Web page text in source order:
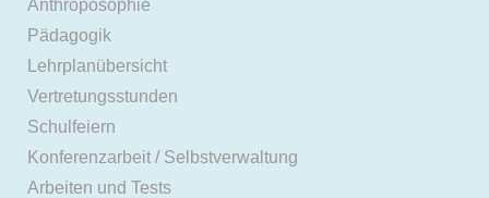
Anthroposophie
Pädagogik
Lehrplanübersicht
Vertretungsstunden
Schulfeiern
Konferenzarbeit / Selbstverwaltung
Arbeiten und Tests